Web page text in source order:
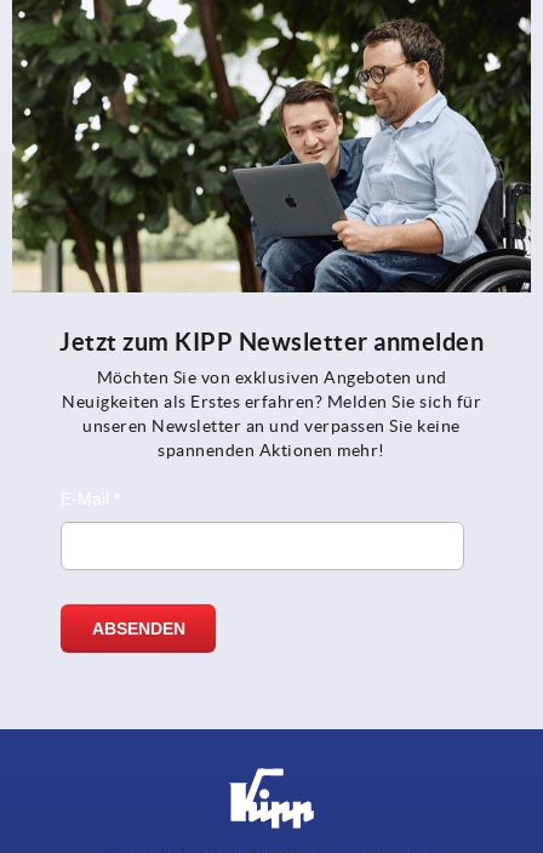
Jetzt zum KIPP Newsletter anmelden
Möchten Sie von exklusiven Angeboten und
Neuigkeiten als Erstes erfahren? Melden Sie sich für
unseren Newsletter an und verpassen Sie keine
spannenden Aktionen mehr!